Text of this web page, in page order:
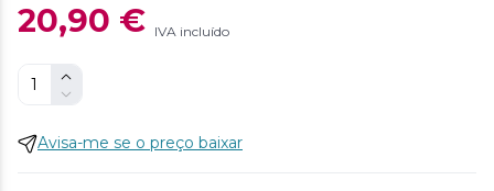
20,90 € IVA incluído
Avisa-me se o preço baixar